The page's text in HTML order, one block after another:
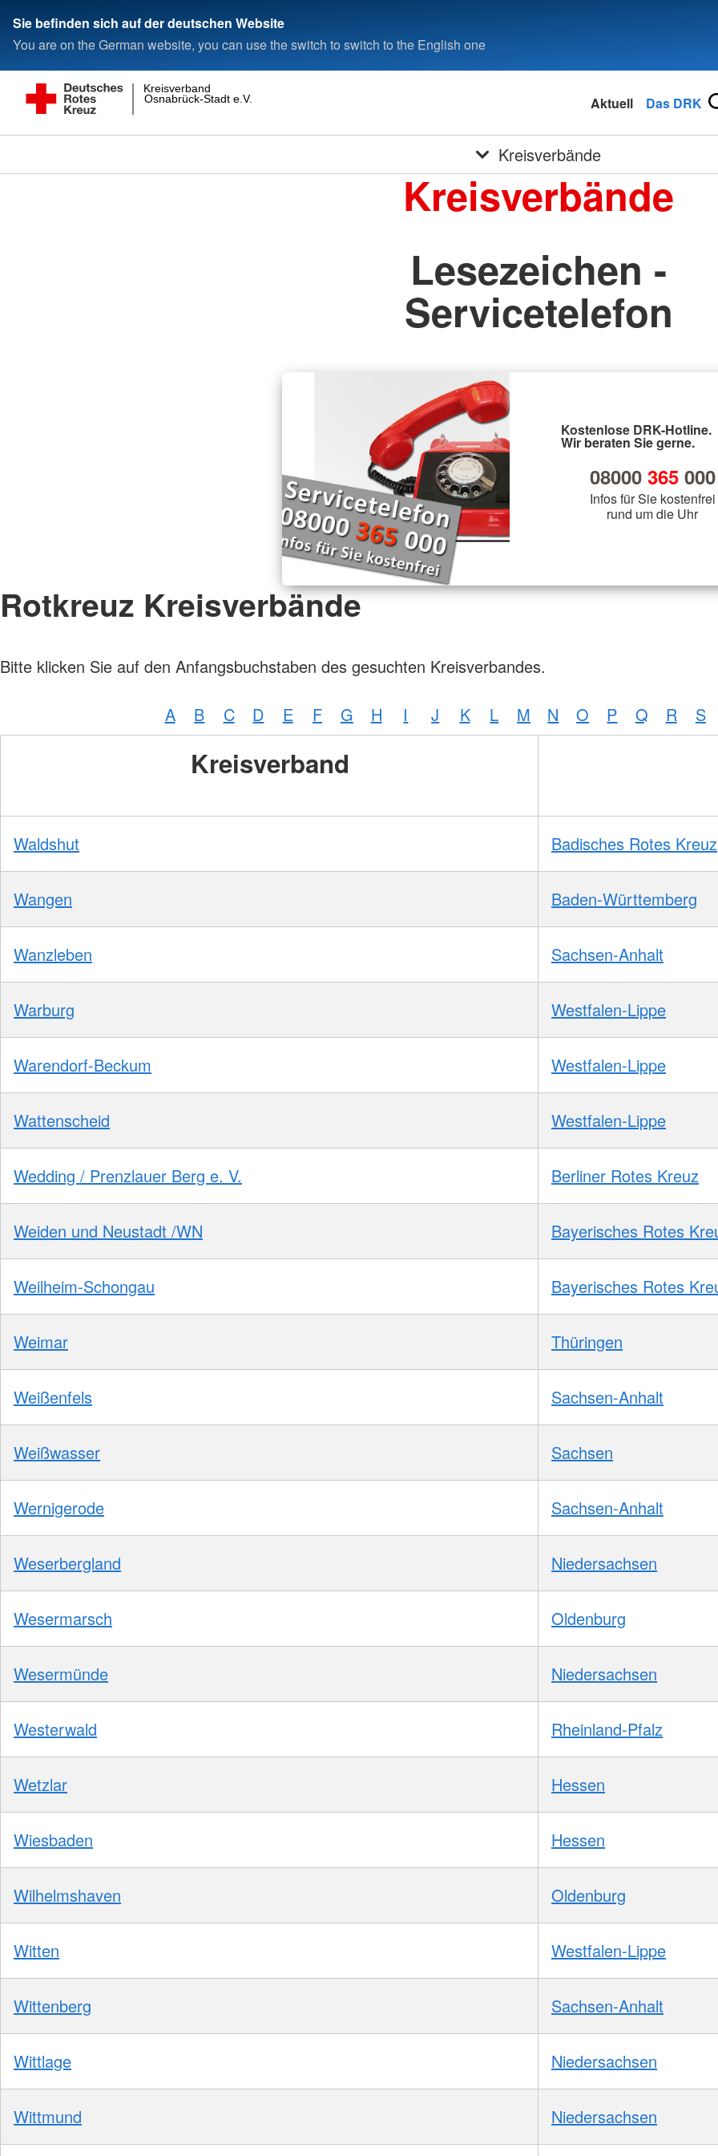
Sie befinden sich auf der deutschen Website
You are on the German website, you can use the switch to switch to the English one
Osnabrück-Stadt e.V.
Kreisverband
Aktuell Das DRK
Kreisverbände
Kreisverbände
Lesezeichen -
Servicetelefon
Kostenlose DRK-Hotline.
Wir beraten Sie gerne.
08000 365000
Infos für Sie kostenfrei
rund um die Uhr
Rotkreuz Kreisverbände
Bitte klicken Sie auf den Anfangsbuchstaben des gesuchten Kreisverbandes.
A B C D E F G H I J K L M N O P Q R S
Kreisverband
Waldshut Badisches Rotes Kreuz
Wangen Baden-Württemberg
Wanzleben Sachsen-Anhalt
Warburg Westfalen-Lippe
Warendorf-Beckum Westfalen-Lippe
Wattenscheid Westfalen-Lippe
Wedding / Prenzlauer Berg e. V. Berliner Rotes Kreuz
Weiden und Neustadt /WN Bayerisches Rotes
Weilheim-Schongau Bayerisches Rotes
Weimar Thüringen
Weißenfels Sachsen-Anhalt
Weißwasser Sachsen
Wernigerode Sachsen-Anhalt
Weserbergland Niedersachsen
Wesermarsch Oldenburg
Wesermünde Niedersachsen
Westerwald Rheinland-Pfalz
Wetzlar Hessen
Wiesbaden Hessen
Wilhelmshaven Oldenburg
Witten Westfalen-Lippe
Wittenberg Sachsen-Anhalt
Wittlage Niedersachsen
Wittmund Niedersachsen